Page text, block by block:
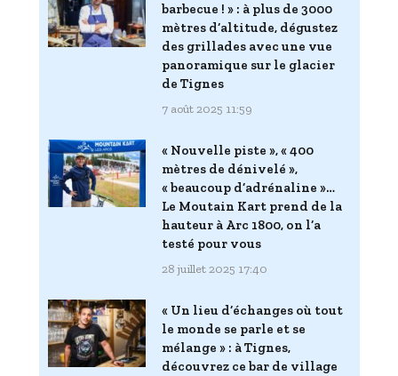
barbecue ! » : à plus de 3000
mètres d’altitude, dégustez
des grillades avec une vue
panoramique sur le glacier
de Tignes
7 août 2025 11:59
« Nouvelle piste », « 400
mètres de dénivelé »,
« beaucoup d’adrénaline »…
Le Moutain Kart prend de la
hauteur à Arc 1800, on l’a
testé pour vous
28 juillet 2025 17:40
« Un lieu d’échanges où tout
le monde se parle et se
mélange » : à Tignes,
découvrez ce bar de village